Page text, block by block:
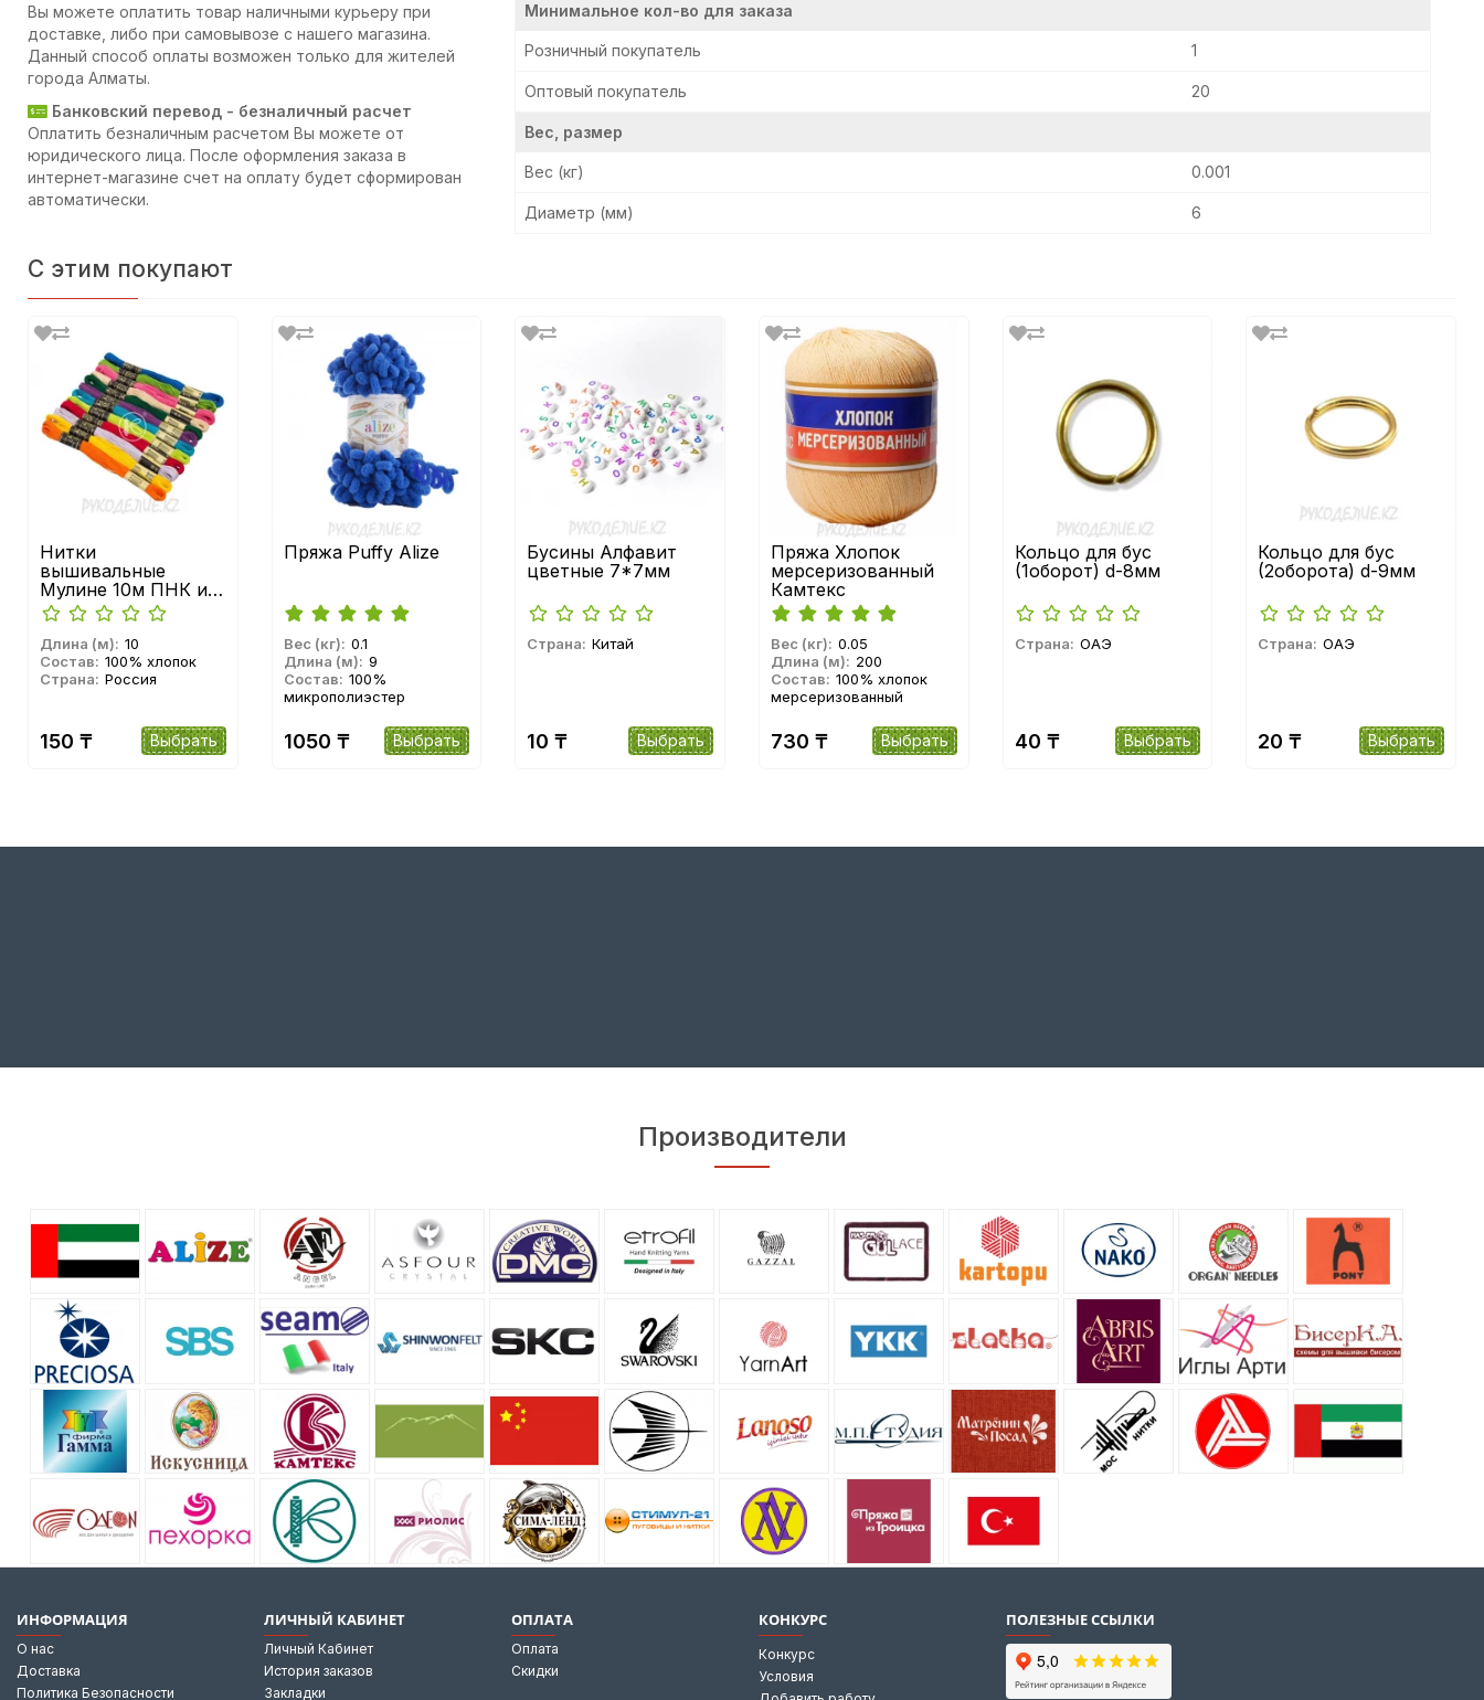
Вы можете оплатить товар наличными курьеру при
доставке, либо при самовывозе с нашего магазина.
Данный способ оплаты возможен только для жителей
города Алматы.
Банковский перевод - безналичный расчет
Оплатить безналичным расчетом Вы можете от
юридического лица. После оформления заказа в
интернет-магазине счет на оплату будет сформирован
автоматически.
Минимальное кол-во для заказа
Розничный покупатель 1
Оптовый покупатель 20
Вес, размер
Вес (кг) 0.001
Диаметр (мм) 6
С этим покупают
Нитки
вышивальные
Мулине 10м ПНК им.
Кирова
Длина (м): 10
Состав: 100% хлопок
Страна: Россия
150 ₸ Выбрать
Пряжа Puffy Alize
Вес (кг): 0.1
Длина (м): 9
Состав: 100%
микрополиэстер
1050 ₸ Выбрать
Бусины Алфавит
цветные 7*7мм
Страна: Китай
10 ₸ Выбрать
Пряжа Хлопок
мерсеризованный
Камтекс
Вес (кг): 0.05
Длина (м): 200
Состав: 100% хлопок
мерсеризованный
730 ₸ Выбрать
Кольцо для бус
(1оборот) d-8мм
Страна: ОАЭ
40 ₸ Выбрать
Кольцо для бус
(2оборота) d-9мм
Страна: ОАЭ
20 ₸ Выбрать
Производители
ИНФОРМАЦИЯ
О нас
Доставка
Политика Безопасности
ЛИЧНЫЙ КАБИНЕТ
Личный Кабинет
История заказов
Закладки
ОПЛАТА
Оплата
Скидки
КОНКУРС
Конкурс
Условия
ПОЛЕЗНЫЕ ССЫЛКИ